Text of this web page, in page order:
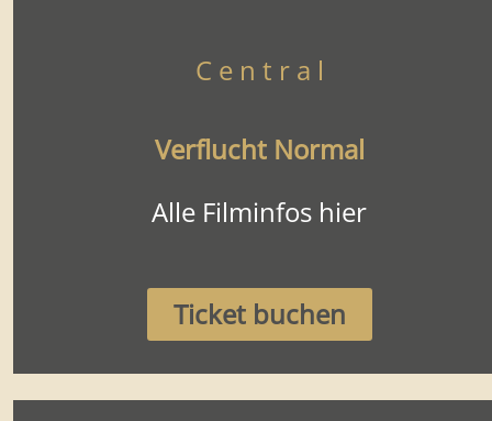
C e n t r a l
Verflucht Normal
Alle Filminfos hier
Ticket buchen